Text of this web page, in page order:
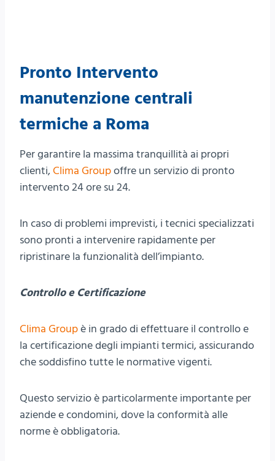
Pronto Intervento
manutenzione centrali
termiche a Roma
Per garantire la massima tranquillità ai propri
clienti,Clima Groupoffre un servizio di pronto
intervento 24 ore su 24.
In caso di problemi imprevisti, i tecnici specializzati
sono pronti a intervenire rapidamente per
ripristinare la funzionalità dell’impianto.
Controllo e Certificazione
Clima Groupè in grado di effettuare il controllo e
la certificazione degli impianti termici, assicurando
che soddisfino tutte le normative vigenti.
Questo servizio è particolarmente importante per
aziende e condomini, dove la conformità alle
norme è obbligatoria.